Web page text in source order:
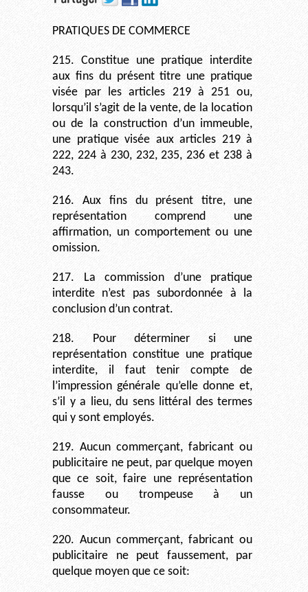
PRATIQUES DE COMMERCE
215. Constitue une pratique interdite
aux fins du présent titre une pratique
visée par les articles 219 à 251 ou,
lorsqu’il s’agit de la vente, de la location
ou de la construction d’un immeuble,
une pratique visée aux articles 219 à
222, 224 à 230, 232, 235, 236 et 238 à
243.
216. Aux fins du présent titre, une
représentation comprend une
affirmation, un comportement ou une
omission.
217. La commission d’une pratique
interdite n’est pas subordonnée à la
conclusion d’un contrat.
218. Pour déterminer si une
représentation constitue une pratique
interdite, il faut tenir compte de
l’impression générale qu’elle donne et,
s’il y a lieu, du sens littéral des termes
qui y sont employés.
219. Aucun commerçant, fabricant ou
publicitaire ne peut, par quelque moyen
que ce soit, faire une représentation
fausse ou trompeuse à un
consommateur.
220. Aucun commerçant, fabricant ou
publicitaire ne peut faussement, par
quelque moyen que ce soit: